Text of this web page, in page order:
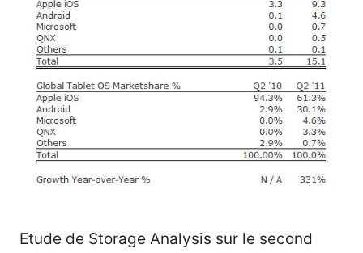
Etude de Storage Analysis sur le second